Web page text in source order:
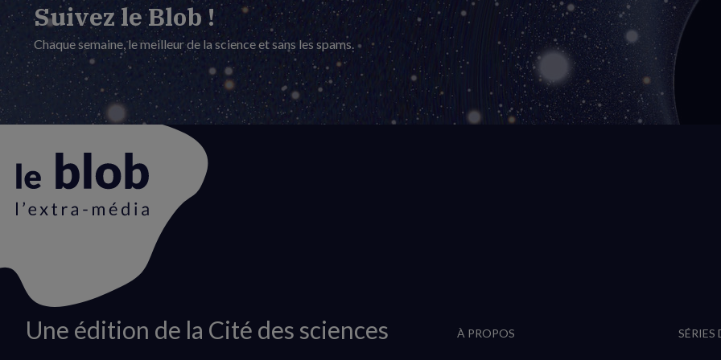
Suivez le Blob !
Chaque semaine, le meilleur de la science et sans les spams.
Animation
Une édition de la Cité des sciences
À PROPOS SÉRIES